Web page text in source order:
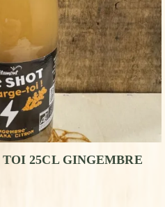
25CL GINGEMBRE